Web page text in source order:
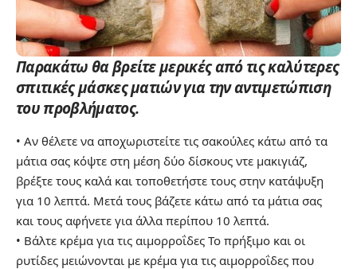
Παρακάτω θα βρείτε μερικές από τις καλύτερες
σπιτικές μάσκες ματιών για την αντιμετώπιση
του προβλήματος.
• Αν θέλετε να αποχωριστείτε τις σακούλες κάτω από τα
μάτια σας κόψτε στη μέση δύο δίσκους ντε μακιγιάζ,
βρέξτε τους καλά και τοποθετήστε τους στην κατάψυξη
για 10 λεπτά. Μετά τους βάζετε κάτω από τα μάτια σας
και τους αφήνετε για άλλα περίπου 10 λεπτά.
• Βάλτε κρέμα για τις αιμορροΐδες Το πρήξιμο και οι
ρυτίδες μειώνονται με κρέμα για τις αιμορροΐδες που